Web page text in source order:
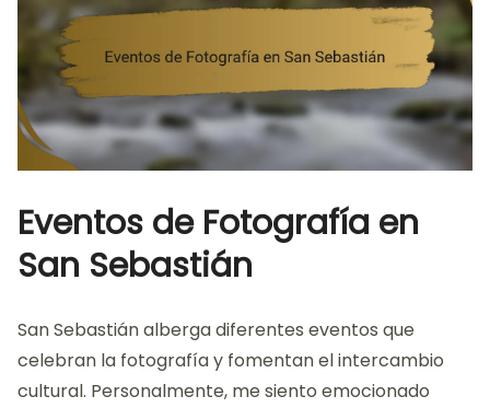
Eventos de Fotografía en
San Sebastián
San Sebastián alberga diferentes eventos que
celebran la fotografía y fomentan el intercambio
cultural. Personalmente, me siento emocionado